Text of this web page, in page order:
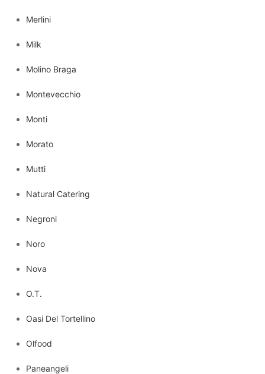
Merlini
Milk
Molino Braga
Montevecchio
Monti
Morato
Mutti
Natural Catering
Negroni
Noro
Nova
O.T.
Oasi Del Tortellino
Olfood
Paneangeli